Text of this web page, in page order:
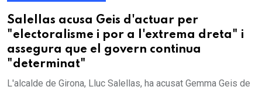
Salellas acusa Geis d'actuar per
"electoralisme i por a l'extrema dreta" i
assegura que el govern continua
"determinat"
L'alcalde de Girona, Lluc Salellas, ha acusat Gemma Geis de